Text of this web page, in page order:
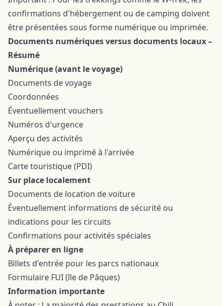
confirmations d'hébergement ou de camping doivent
être présentées sous forme numérique ou imprimée.
Documents numériques versus documents locaux –
Résumé
Numérique (avant le voyage)
Documents de voyage
Coordonnées
Éventuellement vouchers
Numéros d'urgence
Aperçu des activités
Numérique ou imprimé à l'arrivée
Carte touristique (PDI)
Sur place localement
Documents de location de voiture
Éventuellement informations de sécurité ou
indications pour les circuits
Confirmations pour activités spéciales
À préparer en ligne
Billets d'entrée pour les parcs nationaux
Formulaire FUI (île de Pâques)
Information importante